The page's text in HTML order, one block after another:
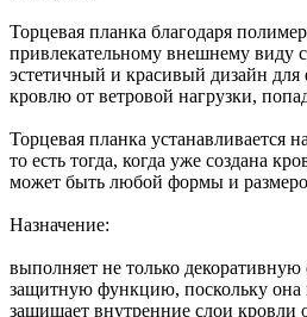
Торцевая планка благодаря
привлекательному внешнему виду
эстетичный и красивый дизайн для
кровлю от ветровой нагрузки,
Торцевая планка устанавливается
то есть тогда, когда уже создана
может быть любой формы и
Назначение:
выполняет не только
защитную функцию, поскольку она
защищает внутренние слои кровли